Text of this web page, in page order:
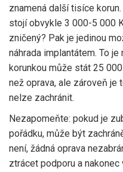
znamená další tisíce
stojí obvykle 3 000-5 000
zničený? Pak je jedinou
náhrada implantátem. To
korunkou může stát 25
než oprava, ale zároveň je
nelze zachránit.
Nezapomeňte: pokud je
pořádku, může být
není, žádná oprava
ztrácet podporu a nakonec